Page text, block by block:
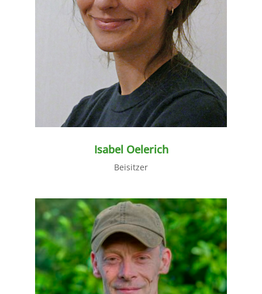
weiter lesen
Isabel Oelerich
Beisitzer
weiter lesen